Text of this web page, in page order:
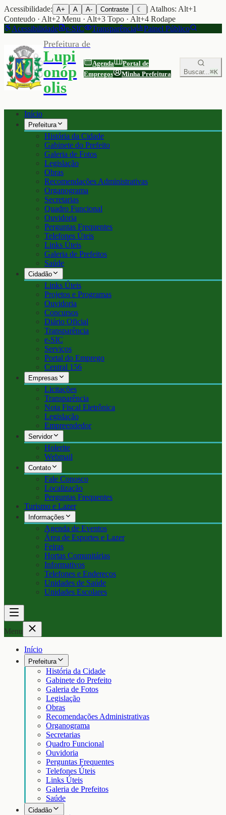
Acessibilidade: A+ A A- Contraste ☾
| Atalhos: Alt+1
Conteudo · Alt+2 Menu · Alt+3 Topo · Alt+4 Rodape
Acessibilidade
e-SIC Transparência Painel Público
Prefeitura de
Lupi
onóp
olis
Agenda
Portal de
Empregos
Minha Prefeitura Buscar...⌘K
Início
Prefeitura
História da Cidade
Gabinete do Prefeito
Galeria de Fotos
Legislação
Obras
Recomendações Administrativas
Organograma
Secretarias
Quadro Funcional
Ouvidoria
Perguntas Frequentes
Telefones Úteis
Links Úteis
Galeria de Prefeitos
Saúde
Cidadão
Links Úteis
Projetos e Programas
Ouvidoria
Concursos
Diário Oficial
Transparência
e-SIC
Serviços
Portal do Emprego
Central 156
Empresas
Licitações
Transparência
Nota Fiscal Eletrônica
Legislação
Empreendedor
Servidor
Holerite
Webmail
Contato
Fale Conosco
Localização
Perguntas Frequentes
Turismo e Lazer
Informações
Agenda de Eventos
Área de Esportes e Lazer
Feiras
Hortas Comunitárias
Informativos
Telefones e Endereços
Unidades de Saúde
Unidades Escolares
Menu
Início
Prefeitura
História da Cidade
Gabinete do Prefeito
Galeria de Fotos
Legislação
Obras
Recomendações Administrativas
Organograma
Secretarias
Quadro Funcional
Ouvidoria
Perguntas Frequentes
Telefones Úteis
Links Úteis
Galeria de Prefeitos
Saúde
Cidadão